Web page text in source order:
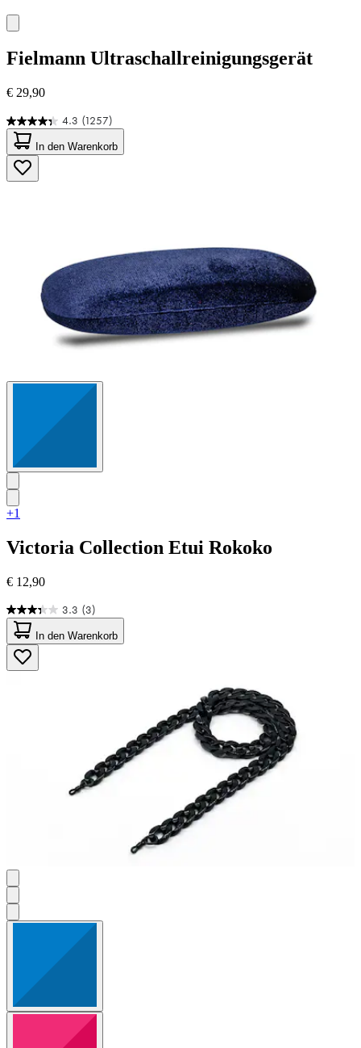
Fielmann Ultraschallreinigungsgerät
€ 29,90
4.3 (1257)
4.3
von
5
Sternen.
1257
In den Warenkorb
+1
Victoria Collection Etui Rokoko
€ 12,90
3.3 (3)
3.3
von
5
Sternen.
3
In den Warenkorb